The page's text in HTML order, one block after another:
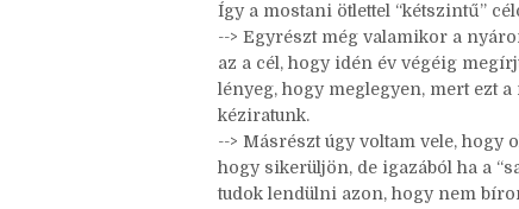
elmúlt 3-4 évben, mióta újra írok,
fázisban. Nem állt össze, nem
amitől egyszerűen elment a
Így a mostani ötlettel “kétszintű”
--> Egyrészt még valamikor a
az a cél, hogy idén év végéig
lényeg, hogy meglegyen, mert ezt
kéziratunk.